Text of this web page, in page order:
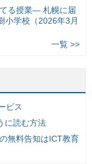
る授業— 札幌に届
小学校（2026年3月
一覧 >>
ビス
に読む方法
無料告知はICT教育